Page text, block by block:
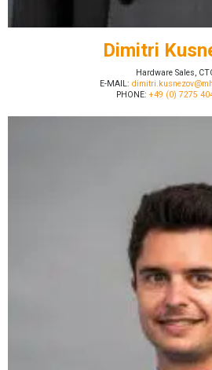
Dimitri
Hardware Sales,
E-MAIL:
PHONE: +49 (0) 7275